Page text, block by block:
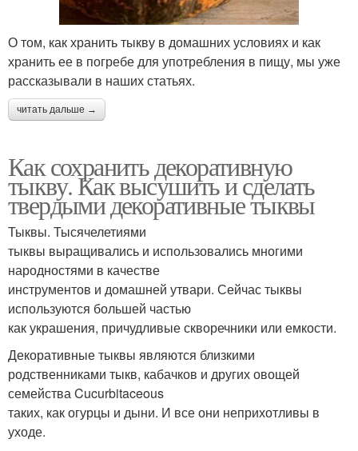
О том, как хранить тыкву в домашних условиях и как
хранить ее в погребе для употребления в пищу, мы уже
рассказывали в наших статьях.
читать дальше →
Как сохранить декоративную
тыкву. Как высушить и сделать
твердыми декоративные тыквы
Тыквы. Тысячелетиями
тыквы выращивались и использовались многими
народностями в качестве
инструментов и домашней утвари. Сейчас тыквы
используются большей частью
как украшения, причудливые скворечники или емкости.
Декоративные тыквы являются близкими
родственниками тыкв, кабачков и других овощей
семейства Cucurbitaceous
таких, как огурцы и дыни. И все они неприхотливы в
уходе.